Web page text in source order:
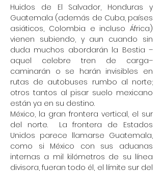
Huidos de El Salvador, Honduras y
Guatemala (además de Cuba, países
asiáticos, Colombia e incluso África)
vienen subiendo, y aun cuando sin
duda muchos abordarán la Bestia –
aquel celebre tren de carga–
caminarán o se harán invisibles en
rutas de autobuses rumbo al norte;
otros tantos al pisar suelo mexicano
están ya en su destino.
México, la gran frontera vertical, el sur
del norte. La frontera de Estados
Unidos parece llamarse Guatemala,
como si México con sus aduanas
internas a mil kilómetros de su línea
divisora, fueran todo él, el límite sur del